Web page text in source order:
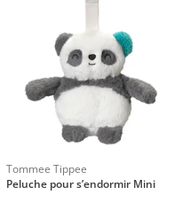
Tommee Tippee
Peluche pour s’endormir Mini